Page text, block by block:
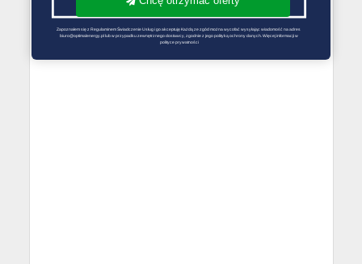
Zapoznałem się z Regulaminem Świadczenie Usług i go akceptuję Każdą ze zgód można wycofać wysyłając wiadomość na adres
biuro@optimalenergy.pl lub w przypadku zewnętrznego dostawcy, zgodnie z jego polityką ochrony danych. Więcej informacji w
polityce prywatności